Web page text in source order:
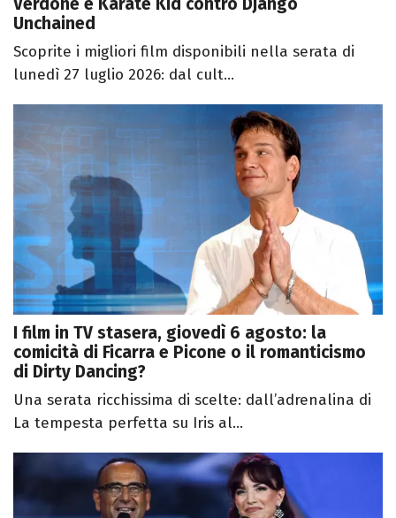
Unchained
Scoprite i migliori film disponibili nella serata di
lunedì 27 luglio 2026: dal cult...
I film in TV stasera, giovedì 6 agosto: la
comicità di Ficarra e Picone o il romanticismo
di Dirty Dancing?
Una serata ricchissima di scelte: dall’adrenalina di
La tempesta perfetta su Iris al...